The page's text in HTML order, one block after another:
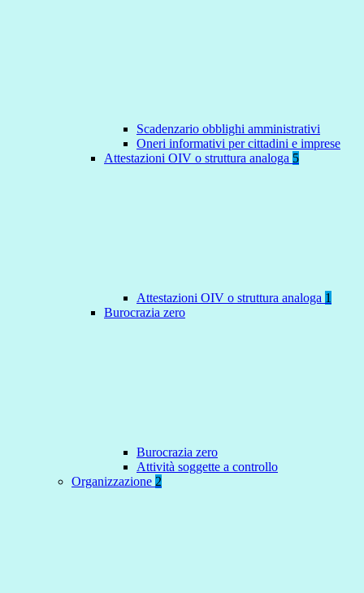
Scadenzario obblighi amministrativi
Oneri informativi per cittadini e imprese
Attestazioni OIV o struttura analoga 5
Attestazioni OIV o struttura analoga 1
Burocrazia zero
Burocrazia zero
Attività soggette a controllo
Organizzazione 2